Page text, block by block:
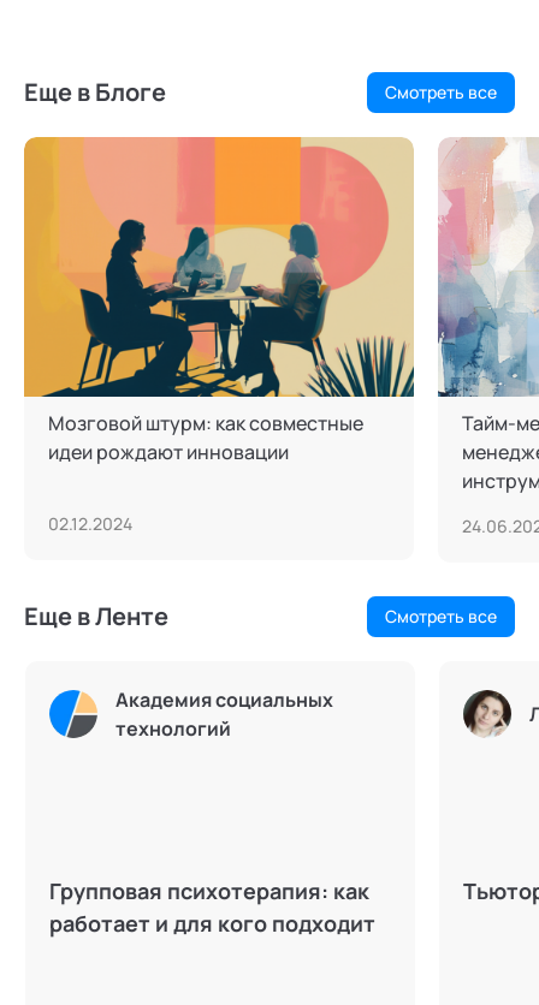
Еще в Блоге Смотреть все
Мозговой штурм: как совместные
идеи рождают инновации
02.12.2024
Тайм-
Еще в Ленте Смотреть все
Академия социальных
технологий
Групповая психотерапия: как
работает и для кого подходит